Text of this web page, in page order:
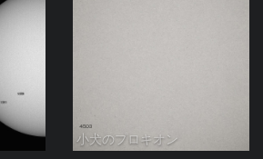
小犬のプロキオン